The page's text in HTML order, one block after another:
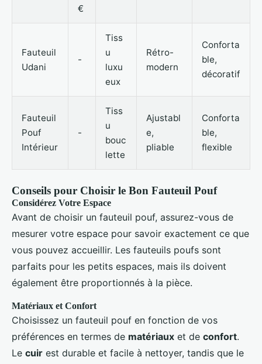
€
Fauteuil
Udani
-
Tiss
u
luxu
eux
Rétro-
modern
Conforta
ble,
décoratif
Fauteuil
Pouf
Intérieur
-
Tiss
u
bouc
lette
Ajustabl
e,
pliable
Conforta
ble,
flexible
Conseils pour Choisir le Bon Fauteuil Pouf
Considérez Votre Espace
Avant de choisir un fauteuil pouf, assurez-vous de
mesurer votre espace pour savoir exactement ce que
vous pouvez accueillir. Les fauteuils poufs sont
parfaits pour les petits espaces, mais ils doivent
également être proportionnés à la pièce.
Matériaux et Confort
Choisissez un fauteuil pouf en fonction de vos
préférences en termes de matériaux et de confort.
Le cuir est durable et facile à nettoyer, tandis que le